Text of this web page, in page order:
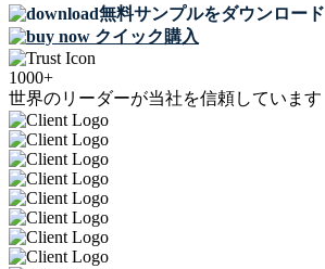
無料サンプルをダウンロード
クイック購入
1000+
世界のリーダーが当社を信頼しています